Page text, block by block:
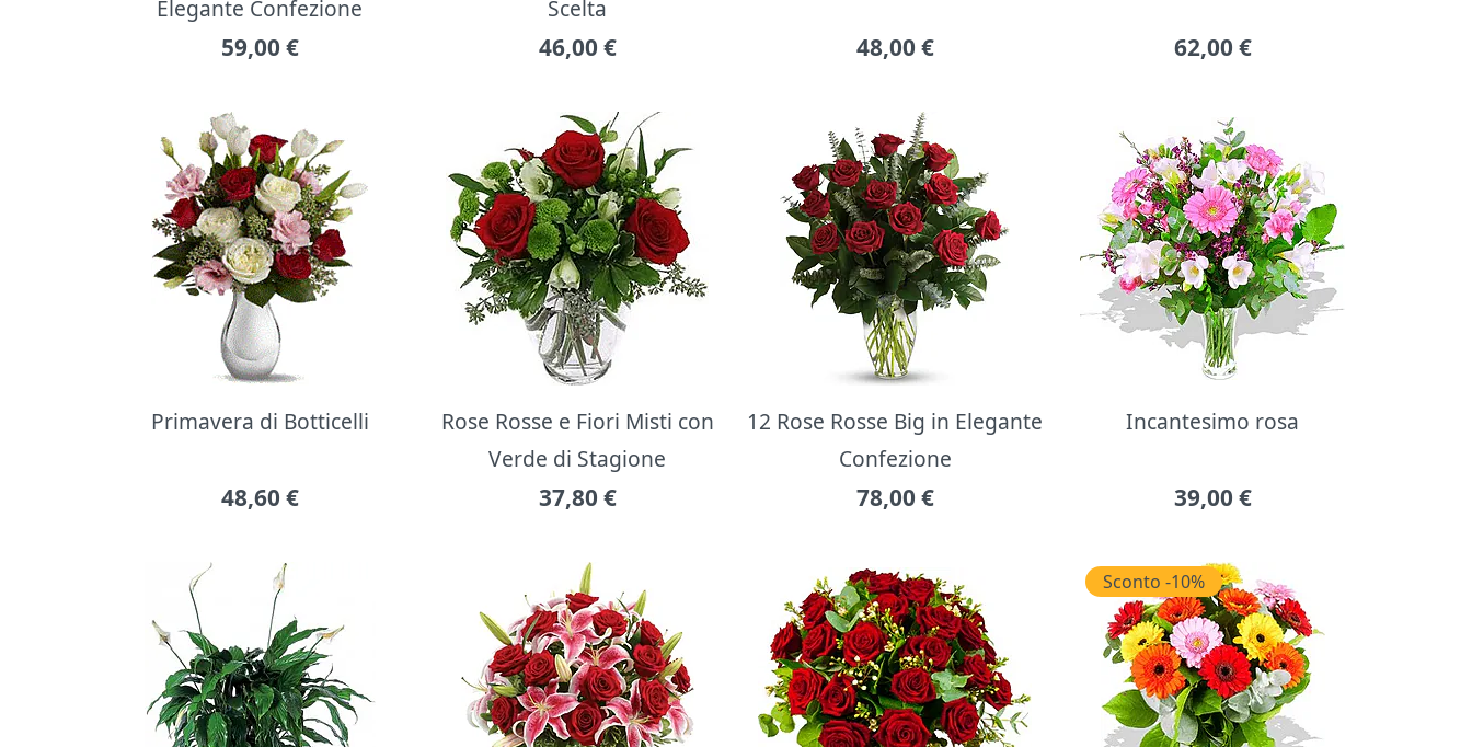
Elegante Confezione
59,00 €
Scelta
46,00 € 48,00 € 62,00 €
Primavera di Botticelli
48,60 €
Rose Rosse e Fiori Misti con
Verde di Stagione
37,80 €
12 Rose Rosse Big in Elegante
Confezione
78,00 €
Incantesimo rosa
39,00 €
Sconto -10%